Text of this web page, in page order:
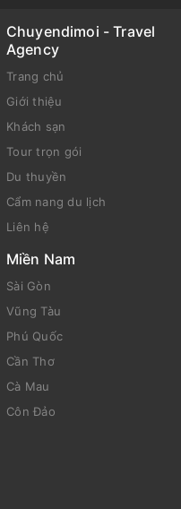
Chuyendimoi - Travel
Agency
Trang chủ
Giới thiệu
Khách sạn
Tour trọn gói
Du thuyền
Cẩm nang du lịch
Liên hệ
Miền Nam
Sài Gòn
Vũng Tàu
Phú Quốc
Cần Thơ
Cà Mau
Côn Đảo